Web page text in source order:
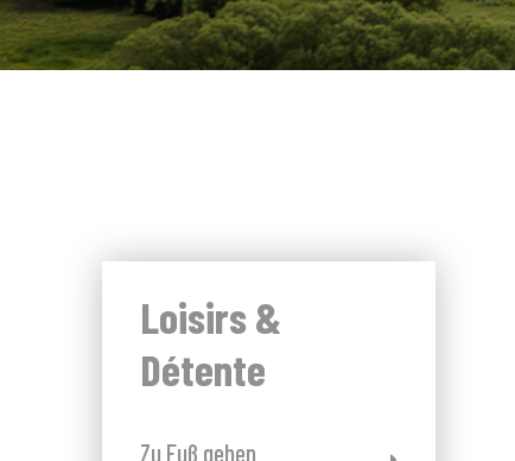
Loisirs &
Détente
Zu Fuß gehen